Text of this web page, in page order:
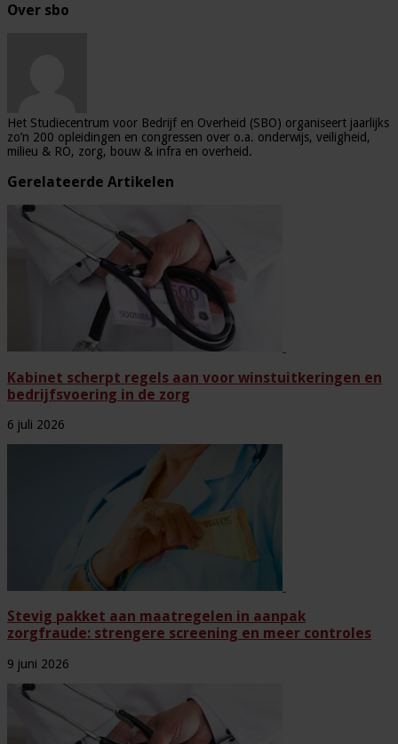
Over sbo
Het Studiecentrum voor Bedrijf en Overheid (SBO) organiseert jaarlijks
zo’n 200 opleidingen en congressen over o.a. onderwijs, veiligheid,
milieu & RO, zorg, bouw & infra en overheid.
Gerelateerde Artikelen
Kabinet scherpt regels aan voor winstuitkeringen en
bedrijfsvoering in de zorg
6 juli 2026
Stevig pakket aan maatregelen in aanpak
zorgfraude: strengere screening en meer controles
9 juni 2026